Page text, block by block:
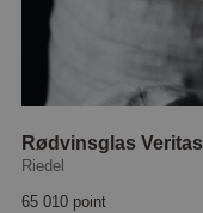
Rødvinsglas
Riedel
65 010 point